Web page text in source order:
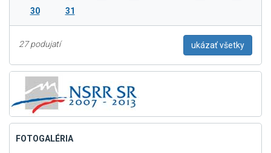
30
31
27 podujatí ukázať všetky
FOTOGALÉRIA